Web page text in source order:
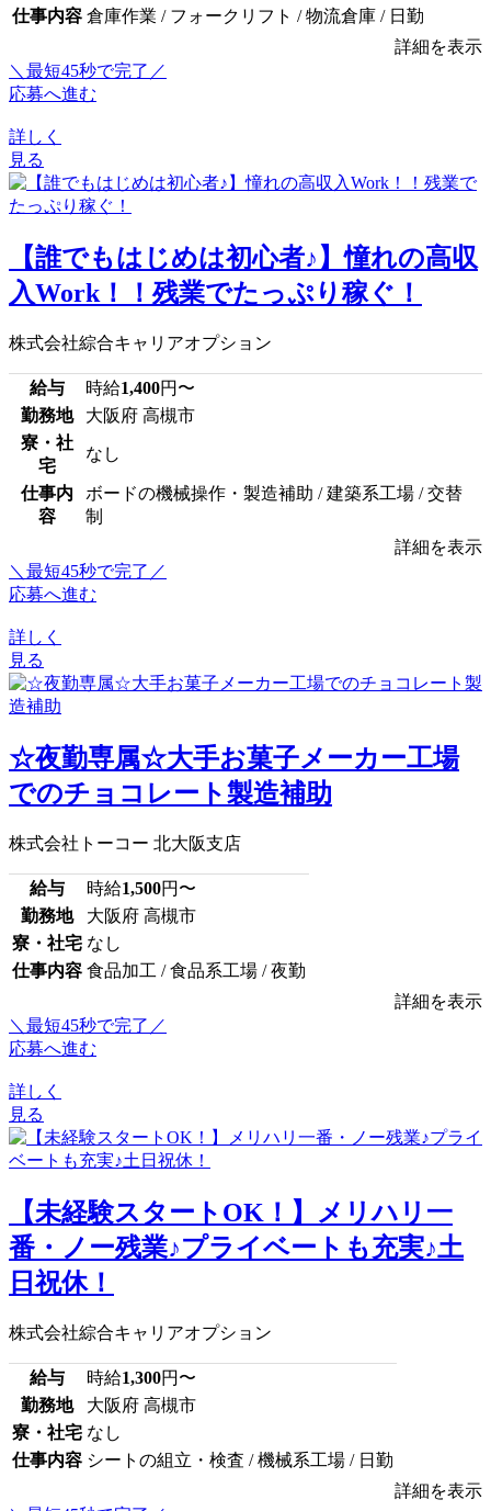
仕事内容 倉庫作業 / フォークリフト / 物流倉庫 / 日勤
詳細を表示
＼最短45秒で完了／
応募へ進む
詳しく
見る
【誰でもはじめは初心者♪】憧れの高収
入Work！！残業でたっぷり稼ぐ！
株式会社綜合キャリアオプション
給与 時給1,400円〜
勤務地
大阪府 高槻市
寮・社
宅
なし
仕事内
容
ボードの機械操作・製造補助 / 建築系工場 / 交替
制
詳細を表示
＼最短45秒で完了／
応募へ進む
詳しく
見る
☆夜勤専属☆大手お菓子メーカー工場
でのチョコレート製造補助
株式会社トーコー 北大阪支店
給与 時給1,500円〜
勤務地
大阪府 高槻市
寮・社宅 なし
仕事内容 食品加工 / 食品系工場 / 夜勤
詳細を表示
＼最短45秒で完了／
応募へ進む
詳しく
見る
【未経験スタートOK！】メリハリ一
番・ノー残業♪プライベートも充実♪土
日祝休！
株式会社綜合キャリアオプション
給与 時給1,300円〜
勤務地
大阪府 高槻市
寮・社宅 なし
仕事内容 シートの組立・検査 / 機械系工場 / 日勤
詳細を表示